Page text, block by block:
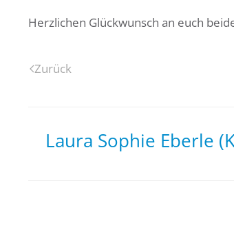
Herzlichen Glückwunsch an euch
Zurück
Laura Sophie Eberle